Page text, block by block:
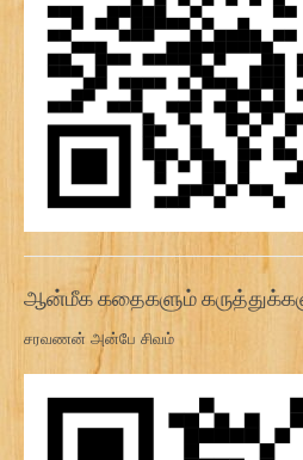
ஆன்மீக கதைகளும்
சரவணன் அன்பே சிவம்